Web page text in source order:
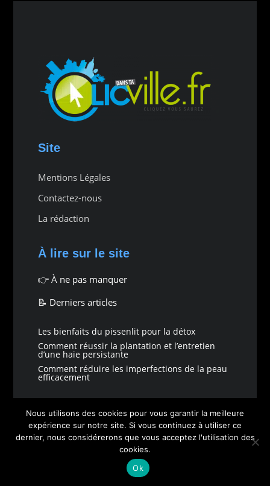
Site
Mentions Légales
Contactez-nous
La rédaction
À lire sur le site
👉 À ne pas manquer
📝 Derniers articles
Les bienfaits du pissenlit pour la détox
Comment réussir la plantation et l’entretien
d’une haie persistante
Comment réduire les imperfections de la peau
efficacement
Quelques mots
Initialement un magazine local, Clicdanstaville
est aujourd’hui un média complet traitant de
divers sujets allant de l’écologie à la finance.
Composé d’une petite équipe de passionnés,
Nous utilisons des cookies pour vous garantir la meilleure
expérience sur notre site. Si vous continuez à utiliser ce
dernier, nous considérerons que vous acceptez l'utilisation des
cookies.
Ok